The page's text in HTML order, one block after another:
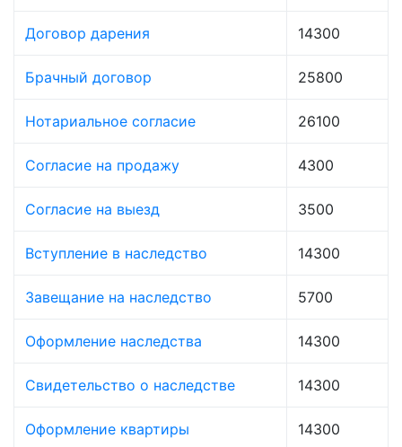
Договор дарения 14300
Брачный договор 25800
Нотариальное согласие 26100
Согласие на продажу 4300
Согласие на выезд 3500
Вступление в наследство 14300
Завещание на наследство 5700
Оформление наследства 14300
Свидетельство о наследстве 14300
Оформление квартиры 14300